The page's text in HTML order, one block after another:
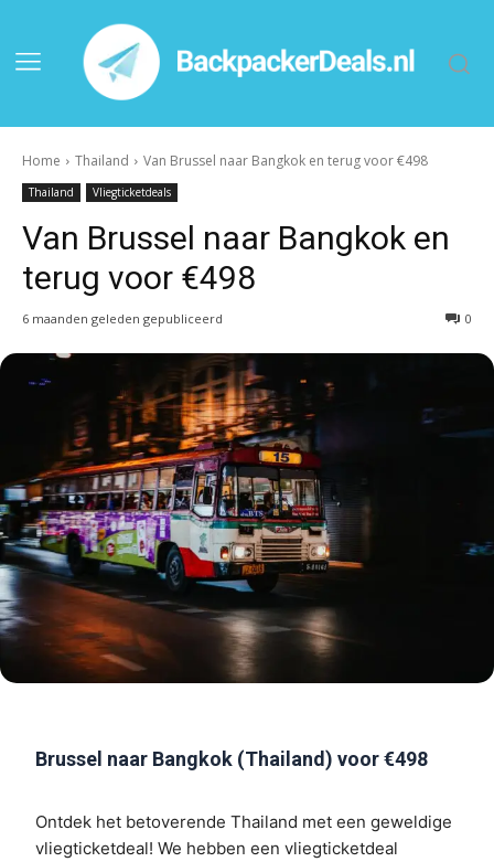
Home Thailand Van Brussel naar Bangkok en terug voor €498
Thailand Vliegticketdeals
Van Brussel naar Bangkok en
terug voor €498
6 maanden geleden gepubliceerd 0
Brussel naar Bangkok (Thailand) voor €498
Ontdek het betoverende Thailand met een geweldige
vliegticketdeal! We hebben een vliegticketdeal